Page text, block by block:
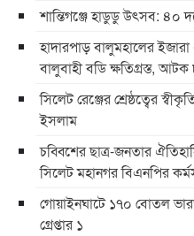
শান্তিগঞ্জে হাডুডু উৎসব: ৪০
হাদারপাড় বালুমহালের
বালুবাহী বডি ক্ষতিগ্রস্ত,
সিলেট রেঞ্জের শ্রেষ্ঠত্বের
ইসলাম
চব্বিশের ছাত্র-জনতার
সিলেট মহানগর বিএনপির
গোয়াইনঘাটে ১৭০ বোতল
গ্রেপ্তার ১